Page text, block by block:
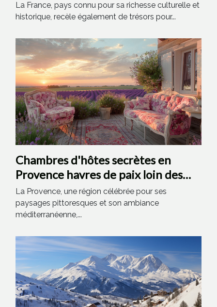
La France, pays connu pour sa richesse culturelle et
historique, recèle également de trésors pour...
Chambres d'hôtes secrètes en
Provence havres de paix loin des
foules
La Provence, une région célébrée pour ses
paysages pittoresques et son ambiance
méditerranéenne,...